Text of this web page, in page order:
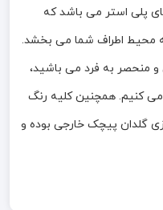
پلی استر می باشد که
به محیط اطراف شما می بخشد.
و منحصر به فرد می باشید،
می کنیم. همچنین کلیه رنگ
گلدان پیچک خارجی بوده و